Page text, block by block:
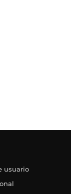
usuario